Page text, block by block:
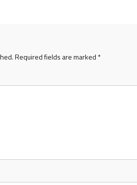
Required fields are marked *